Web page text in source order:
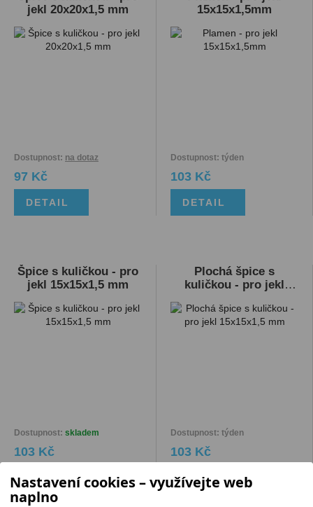
jekl 20x20x1,5 mm
Dostupnost: na dotaz
97 Kč
DETAIL
15x15x1,5mm
Dostupnost: týden
103 Kč
DETAIL
Špice s kuličkou - pro
jekl 15x15x1,5 mm
Dostupnost: skladem
103 Kč
DETAIL
Plochá špice s
kuličkou - pro jekl
Dostupnost: týden
103 Kč
DETAIL
Nastavení cookies – využívejte web
naplno